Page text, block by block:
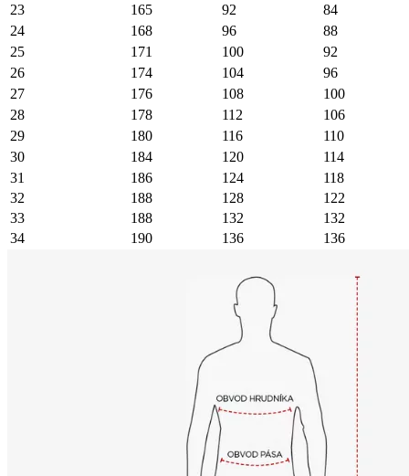
23
165 92
84
24
168 96
88
25
171 100
92
26
174 104
96
27
176 108
100
28
178 112
106
29
180 116
110
30
184 120
114
31
186 124
118
32
188 128
122
33
188 132
132
34
190 136 136